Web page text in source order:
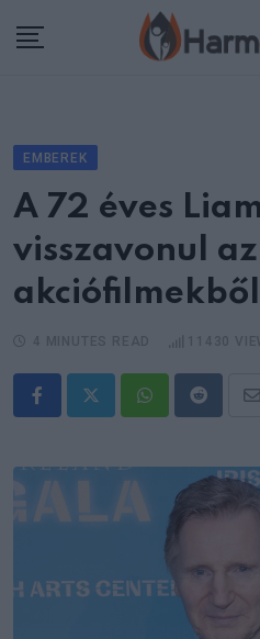
EMBEREK
A 72 éves
visszavonul az
akciófilmekből
WhatsappReddit